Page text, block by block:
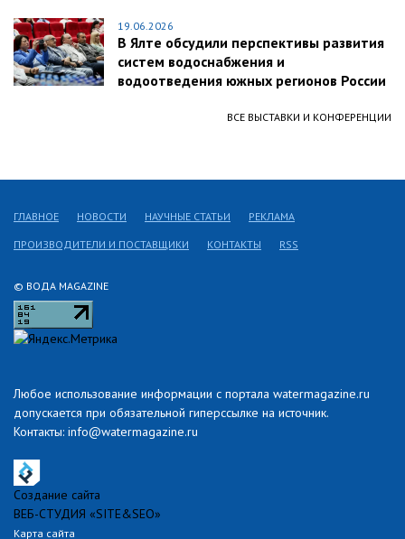
19.06.2026
В Ялте обсудили перспективы развития
систем водоснабжения и
водоотведения южных регионов России
ВСЕ ВЫСТАВКИ И КОНФЕРЕНЦИИ
© ВОДА MAGAZINE
Любое использование информации с портала watermagazine.ru
допускается при обязательной гиперссылке на источник.
Контакты: info@watermagazine.ru
ГЛАВНОЕ НОВОСТИ НАУЧНЫЕ СТАТЬИ РЕКЛАМА
ПРОИЗВОДИТЕЛИ И ПОСТАВЩИКИ КОНТАКТЫ RSS
Создание сайта
ВЕБ-СТУДИЯ «SITE&SEO»
Карта сайта